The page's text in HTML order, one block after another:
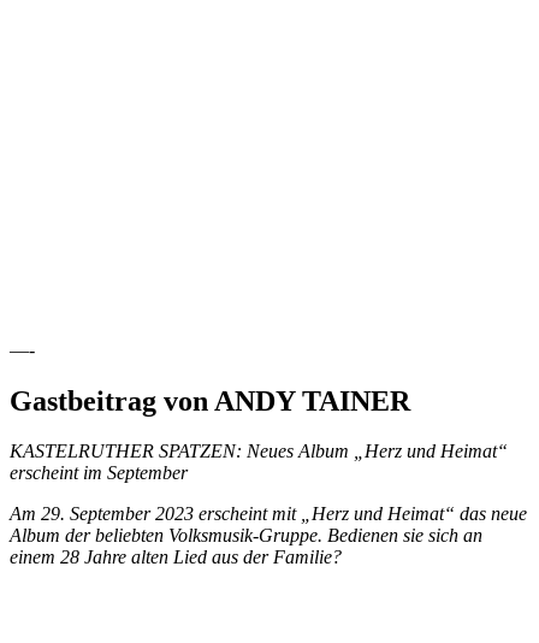
—-
Gastbeitrag von ANDY TAINER
KASTELRUTHER SPATZEN: Neues Album „Herz und Heimat“
erscheint im September
Am 29. September 2023 erscheint mit „Herz und Heimat“ das neue
Album der beliebten Volksmusik-Gruppe. Bedienen sie sich an
einem 28 Jahre alten Lied aus der Familie?